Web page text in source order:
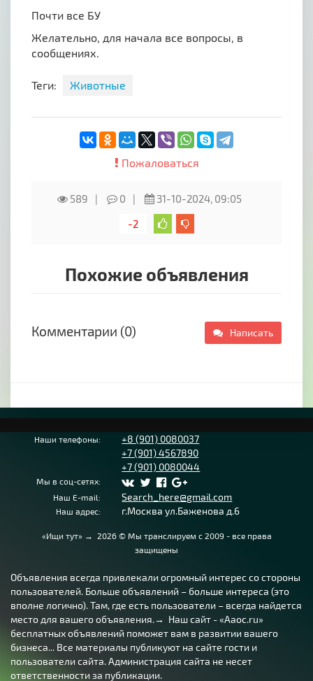
Почти все БУ
Желательно, для начала все вопросы, в
сообщениях.
Теги: Животные
Пожаловаться
589 0
31-10-2024, 09:05
-2
Похожие объявления
Комментарии (0) Написать
Наши телефоны:
+8 (901) 0080037
+7 (901) 4567890
+7 (901) 0080044
Мы в соц-сетях:
Наш E-mail:
Search_here@gmail.com
Наш адрес: г.Москва ул.Баженова д.6
«Ищи тут» → 2026© Мы транслируем с 2009 - все права
защищены
Объявления всегда привлекали огромный интерес со стороны
пользователей. Больше объявлений – больше интереса (это
вполне логично). Там, где есть пользователи – всегда найдется
место для вашего объявления.→ Наш сайт - «Aaoc.ru»
бесплатных объявлений поможет вам в развитии вашего
бизнеса... Все материалы публикуют на сайте гости и
пользователи сайта. Администрация сайта не несет
ответственности за публикации.